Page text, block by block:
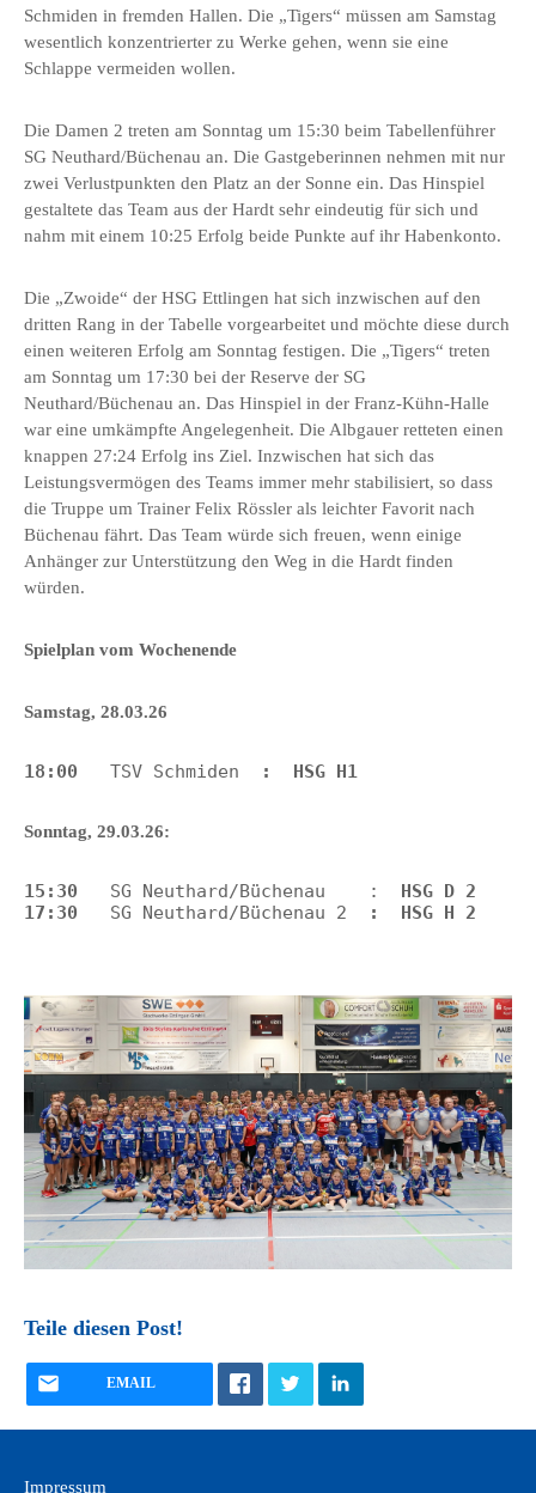
Schmiden in fremden Hallen. Die „Tigers“ müssen am Samstag
wesentlich konzentrierter zu Werke gehen, wenn sie eine
Schlappe vermeiden wollen.
Die Damen 2 treten am Sonntag um 15:30 beim Tabellenführer
SG Neuthard/Büchenau an. Die Gastgeberinnen nehmen mit nur
zwei Verlustpunkten den Platz an der Sonne ein. Das Hinspiel
gestaltete das Team aus der Hardt sehr eindeutig für sich und
nahm mit einem 10:25 Erfolg beide Punkte auf ihr Habenkonto.
Die „Zwoide“ der HSG Ettlingen hat sich inzwischen auf den
dritten Rang in der Tabelle vorgearbeitet und möchte diese durch
einen weiteren Erfolg am Sonntag festigen. Die „Tigers“ treten
am Sonntag um 17:30 bei der Reserve der SG
Neuthard/Büchenau an. Das Hinspiel in der Franz-Kühn-Halle
war eine umkämpfte Angelegenheit. Die Albgauer retteten einen
knappen 27:24 Erfolg ins Ziel. Inzwischen hat sich das
Leistungsvermögen des Teams immer mehr stabilisiert, so dass
die Truppe um Trainer Felix Rössler als leichter Favorit nach
Büchenau fährt. Das Team würde sich freuen, wenn einige
Anhänger zur Unterstützung den Weg in die Hardt finden
würden.
Spielplan vom Wochenende
Samstag, 28.03.26
18:00 TSV Schmiden :  HSG H1
Sonntag, 29.03.26:
15:30 SG Neuthard/Büchenau    : HSG D 2
17:30 SG Neuthard/Büchenau 2
  :  HSG H 2
Teile diesen Post!
EMAIL
Impressum